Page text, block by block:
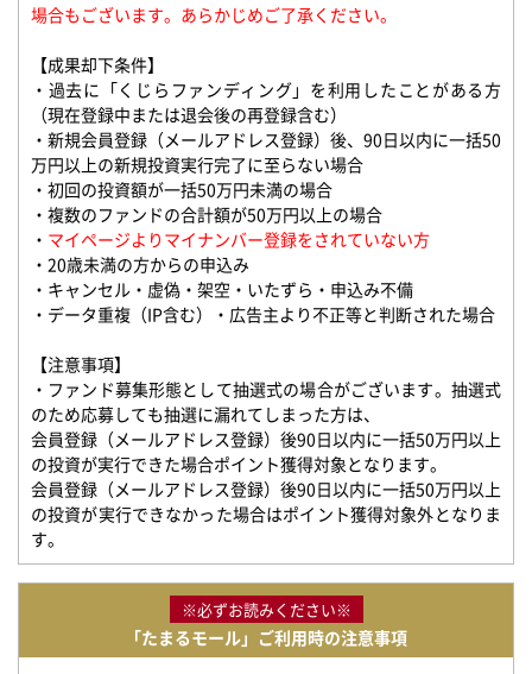
場合もございます。あらかじめご了承ください。
【成果却下条件】
・過去に「くじらファンディング」を利用したことがある方
（現在登録中または退会後の再登録含む）
・新規会員登録（メールアドレス登録）後、90日以内に一括50
万円以上の新規投資実行完了に至らない場合
・初回の投資額が一括50万円未満の場合
・複数のファンドの合計額が50万円以上の場合
・ マイページよりマイナンバー登録をされていない方
・20歳未満の方からの申込み
・キャンセル・虚偽・架空・いたずら・申込み不備
・データ重複（IP含む）・広告主より不正等と判断された場合
【注意事項】
・ファンド募集形態として抽選式の場合がございます。抽選式
のため応募しても抽選に漏れてしまった方は、
会員登録（メールアドレス登録）後90日以内に一括50万円以上
の投資が実行できた場合ポイント獲得対象となります。
会員登録（メールアドレス登録）後90日以内に一括50万円以上
の投資が実行できなかった場合はポイント獲得対象外となりま
す。
※必ずお読みください※
「たまるモール」ご利用時の注意事項